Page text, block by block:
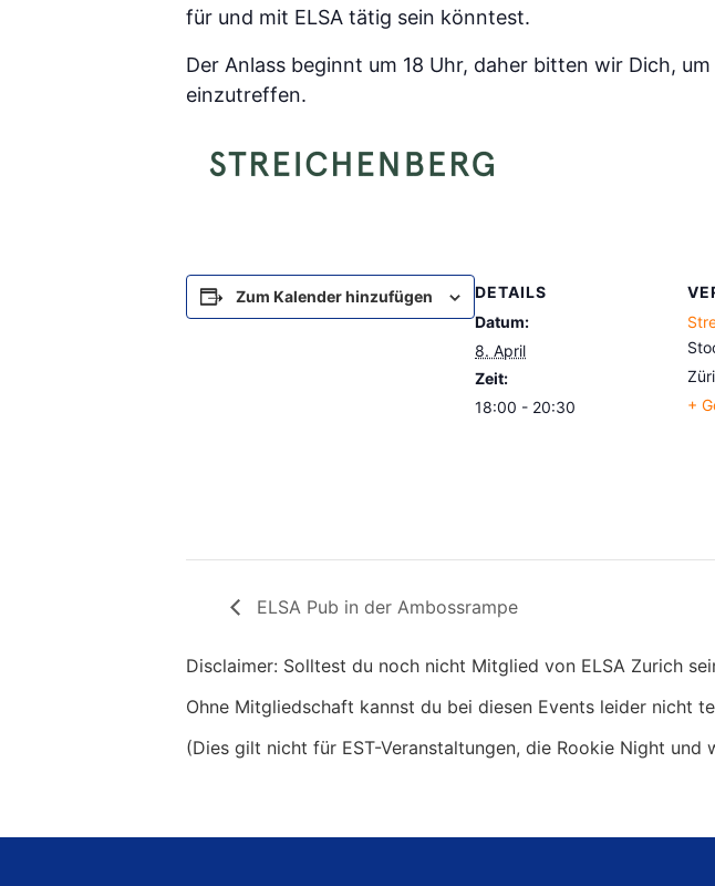
für und mit ELSA tätig sein könntest.
Der Anlass beginnt um 18 Uhr, daher bitten wir Dich,
einzutreffen.
Zum Kalender hinzufügen
DETAILS
Datum:
8. April
Zeit:
18:00 - 20:30
+
ELSA Pub in der Ambossrampe
Disclaimer: Solltest du noch nicht Mitglied von ELSA Zurich
Ohne Mitgliedschaft kannst du bei diesen Events leider nicht
(Dies gilt nicht für EST-Veranstaltungen, die Rookie Night